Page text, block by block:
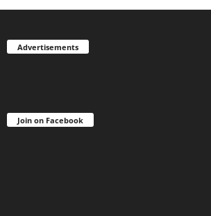
Advertisements
Join on Facebook